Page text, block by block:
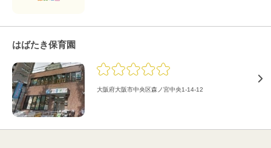
はばたき保育園
大阪府大阪市中央区森ノ宮中央1-14-12